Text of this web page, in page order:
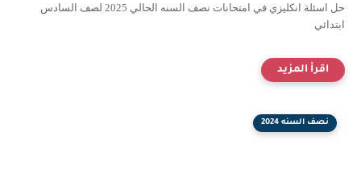
حل اسئلة انكليزي في امتحانات نصف السنه الحالي 2025 لصف السادس
ابتدائي
نصف السنه 2024